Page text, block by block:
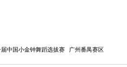
中国小金钟舞蹈选拔赛 广州番禺赛区